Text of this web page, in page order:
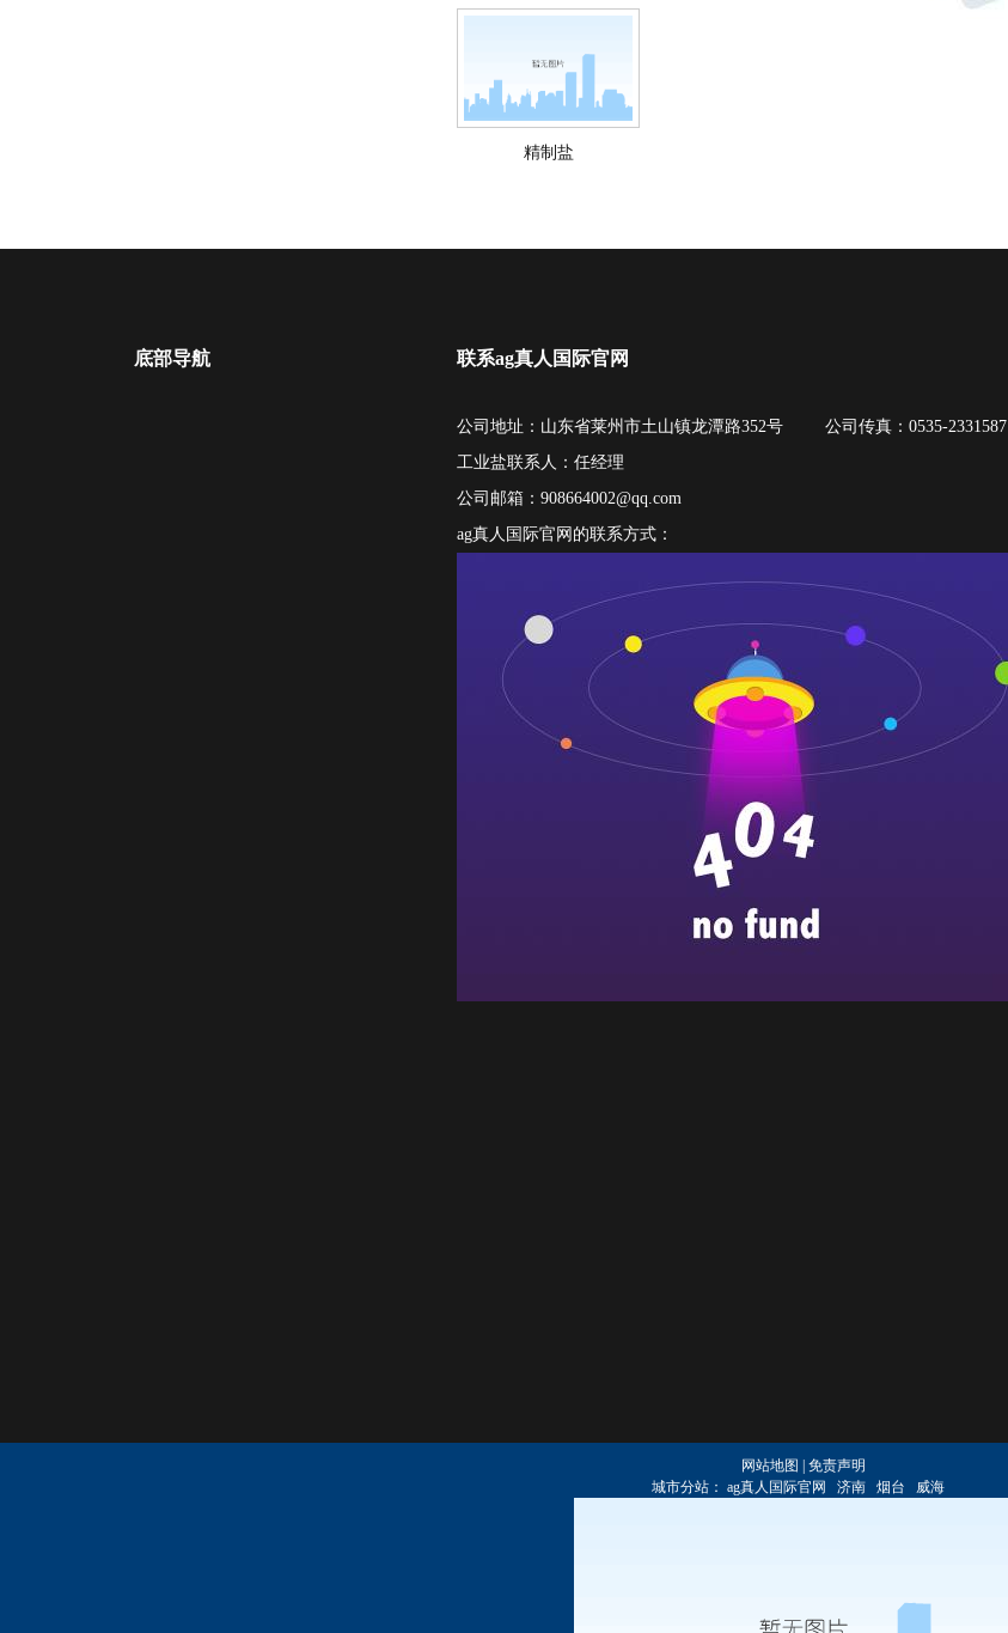
精制盐
底部导航 联系ag真人国际官网
公司地址：山东省莱州市土山镇龙潭路352号
公司传真：0535-2331587
工业盐联系人：任经理
公司邮箱： 908664002@qq.com
ag真人国际官网的联系方式：
网站地图 | 免责声明
城市分站： ag真人国际官网 济南 烟台 威海